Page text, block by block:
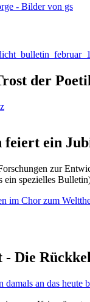
- Bilder von gs
der
ein
zur
ein spezielles
im Chor zum
Die
an das heute